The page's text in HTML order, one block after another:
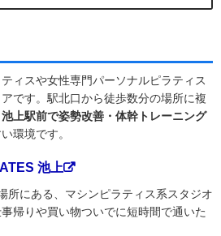
ィスや女性専門パーソナルピラティス
です。駅北口から徒歩数分の場所に複
池上駅前で姿勢改善・体幹トレーニング
環境です。
池上
所にある、マシンピラティス系スタジオ
帰りや買い物ついでに短時間で通いた